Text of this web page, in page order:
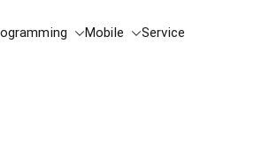
Mobile Service